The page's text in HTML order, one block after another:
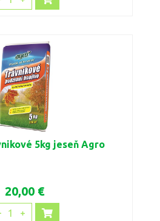
5kg jeseň Agro
20,00 €
1